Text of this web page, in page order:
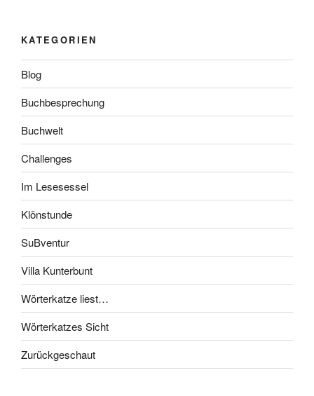
KATEGORIEN
Blog
Buchbesprechung
Buchwelt
Challenges
Im Lesesessel
Klönstunde
SuBventur
Villa Kunterbunt
Wörterkatze liest…
Wörterkatzes Sicht
Zurückgeschaut